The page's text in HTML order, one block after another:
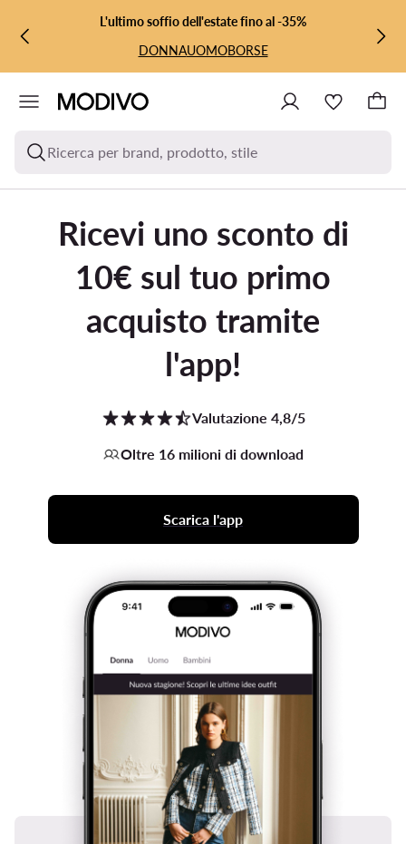
VAI AL CONTENUTO PRINCIPALE
VAI ALLA RICERCAL'ultimo soffio dell'estate fino al -35%
DONNAUOMOBORSE
Ricerca per brand, prodotto, stile
Ricevi uno sconto di
10€ sul tuo primo
acquisto tramite
l'app!
Valutazione 4,8/5
Oltre 16 milioni di download
Scarica l'app